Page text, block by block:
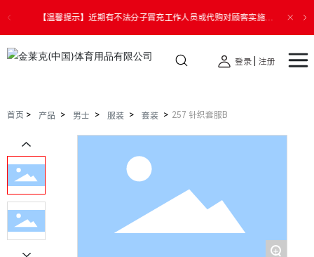
【温馨提示】近期有不法分子冒充工作人员或代购对顾客实施诈
登录
注册
首页 产品 男士 服装 套装 257 针织套服B
+